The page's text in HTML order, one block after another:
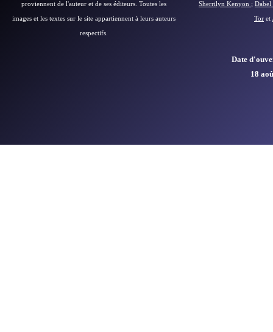
proviennent de l'auteur et de ses éditeurs. Toutes les
images et les textes sur le site appartiennent à leurs auteurs
respectifs.
Sherrilyn Kenyon ; Dabel
Tor et
Date
18